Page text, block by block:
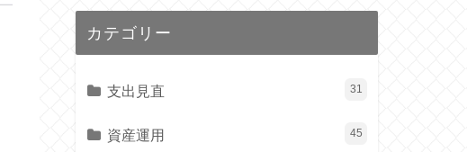
カテゴリー
支出見直 31
資産運用 45